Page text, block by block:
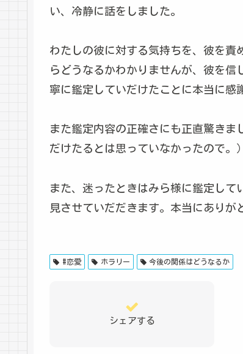
い、冷静に話をしました。
わたしの彼に対する気持ちを、彼を責
らどうなるかわかりませんが、彼を
寧に鑑定していだけたことに本当に感
また鑑定内容の正確さにも正直驚き
だけたるとは思っていなかったので。）
また、迷ったときはみら様に鑑定し
見させていだだきます。本当にありが
#恋愛 ホラリー 今後の関係はどうなるか
シェアする